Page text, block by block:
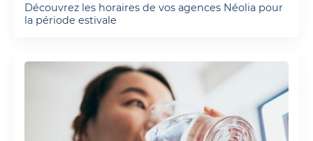
Découvrez les horaires de vos agences Néolia pour
la période estivale